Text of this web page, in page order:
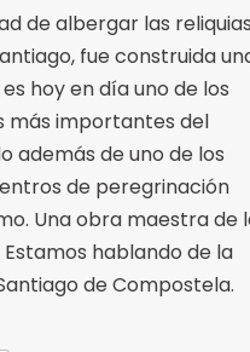
de albergar las reliquias
fue construida
hoy en día uno de los
más importantes del
además de uno de los
de peregrinación
Una obra maestra de
hablando de la
de Compostela.